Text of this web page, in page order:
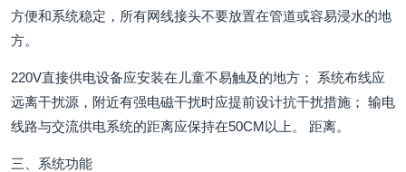
方便和系统稳定，所有网线接头不要放置在管道或容易浸水的地
方。
220V直接供电设备应安装在儿童不易触及的地方； 系统布线应
远离干扰源，附近有强电磁干扰时应提前设计抗干扰措施； 输电
线路与交流供电系统的距离应保持在50CM以上。 距离。
三、系统功能